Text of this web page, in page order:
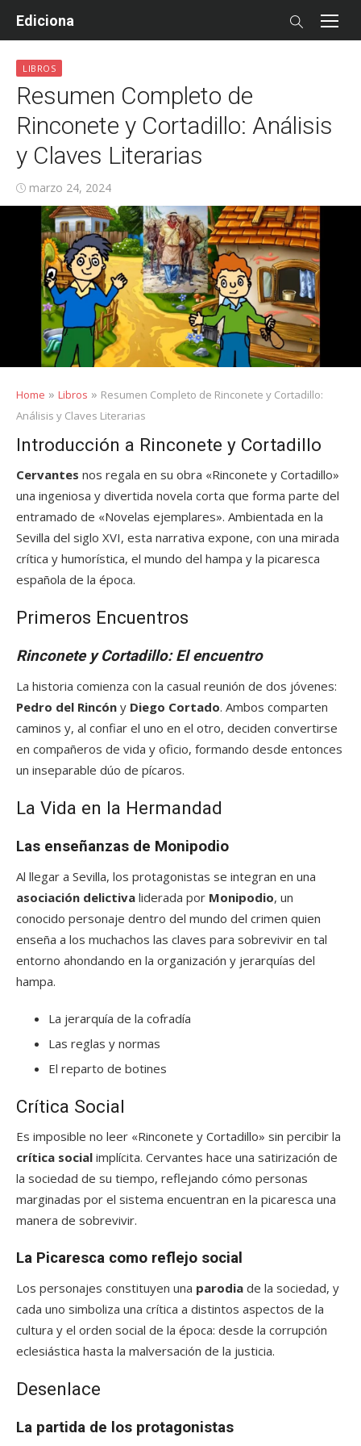
Ediciona
LIBROS
Resumen Completo de
Rinconete y Cortadillo: Análisis
y Claves Literarias
Posted
on
marzo 24, 2024
Home » Libros » Resumen Completo de Rinconete y Cortadillo:
Análisis y Claves Literarias
Introducción a Rinconete y Cortadillo
Cervantes nos regala en su obra «Rinconete y Cortadillo»
una ingeniosa y divertida novela corta que forma parte del
entramado de «Novelas ejemplares». Ambientada en la
Sevilla del siglo XVI, esta narrativa expone, con una mirada
crítica y humorística, el mundo del hampa y la picaresca
española de la época.
Primeros Encuentros
Rinconete y Cortadillo: El encuentro
La historia comienza con la casual reunión de dos jóvenes:
Pedro del Rincón y Diego Cortado. Ambos comparten
caminos y, al confiar el uno en el otro, deciden convertirse
en compañeros de vida y oficio, formando desde entonces
un inseparable dúo de pícaros.
La Vida en la Hermandad
Las enseñanzas de Monipodio
Al llegar a Sevilla, los protagonistas se integran en una
asociación delictiva liderada por Monipodio, un
conocido personaje dentro del mundo del crimen quien
enseña a los muchachos las claves para sobrevivir en tal
entorno ahondando en la organización y jerarquías del
hampa.
La jerarquía de la cofradía
Las reglas y normas
El reparto de botines
Crítica Social
Es imposible no leer «Rinconete y Cortadillo» sin percibir la
crítica social implícita. Cervantes hace una satirización de
la sociedad de su tiempo, reflejando cómo personas
marginadas por el sistema encuentran en la picaresca una
manera de sobrevivir.
La Picaresca como reflejo social
Los personajes constituyen una parodia de la sociedad, y
cada uno simboliza una crítica a distintos aspectos de la
cultura y el orden social de la época: desde la corrupción
eclesiástica hasta la malversación de la justicia.
Desenlace
La partida de los protagonistas